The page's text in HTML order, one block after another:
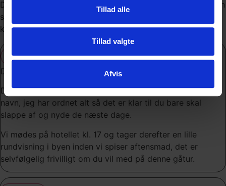
Tillad alle
Tillad valgte
Afvis
Dagene indeholder varieret kørsel hvor vi også besøger en
seværdighed, her spiser vi også middagsmaden, som
købes på restaurant eller en butik i nærheden.
DAG 1
Denne dag er ankomstdag.
Du kan tjekke ind på hotellet fra kl. 15, du siger bare dit
navn, jeg har ordnet alt så det er klar til du bare skal
slappe af og nyde de næste dage.
Vi mødes på hotellet kl. 17 og tager derefter en lille
rundvisning i byen inden vi spiser aftensmad, det er
selvfølgelig frivilligt om du vil med på denne gåtur.